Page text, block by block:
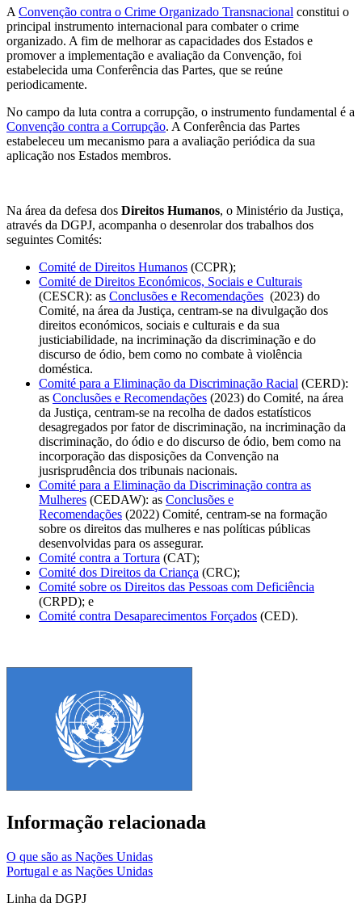
A Convenção contra o Crime Organizado Transnacional constitui o
principal instrumento internacional para combater o crime
organizado. A fim de melhorar as capacidades dos Estados e
promover a implementação e avaliação da Convenção, foi
estabelecida uma Conferência das Partes, que se reúne
periodicamente.
No campo da luta contra a corrupção, o instrumento fundamental é a
Convenção contra a Corrupção. A Conferência das Partes
estabeleceu um mecanismo para a avaliação periódica da sua
aplicação nos Estados membros.
Na área da defesa dos Direitos Humanos, o Ministério da Justiça,
através da DGPJ, acompanha o desenrolar dos trabalhos dos
seguintes Comités:
Comité de Direitos Humanos (CCPR);
Comité de Direitos Económicos, Sociais e Culturais
(CESCR): as Conclusões e Recomendações (2023) do
Comité, na área da Justiça, centram-se na divulgação dos
direitos económicos, sociais e culturais e da sua
justiciabilidade, na incriminação da discriminação e do
discurso de ódio, bem como no combate à violência
doméstica.
Comité para a Eliminação da Discriminação Racial (CERD):
as Conclusões e Recomendações (2023) do Comité, na área
da Justiça, centram-se na recolha de dados estatísticos
desagregados por fator de discriminação, na incriminação da
discriminação, do ódio e do discurso de ódio, bem como na
incorporação das disposições da Convenção na
jusrisprudência dos tribunais nacionais.
Comité para a Eliminação da Discriminação contra as
Mulheres (CEDAW): as Conclusões e
Recomendações (2022) Comité, centram-se na formação
sobre os direitos das mulheres e nas políticas públicas
desenvolvidas para os assegurar.
Comité contra a Tortura (CAT);
Comité dos Direitos da Criança (CRC);
Comité sobre os Direitos das Pessoas com Deficiência
(CRPD); e
Comité contra Desaparecimentos Forçados (CED).
Informação relacionada
O que são as Nações Unidas
Portugal e as Nações Unidas
Linha da DGPJ